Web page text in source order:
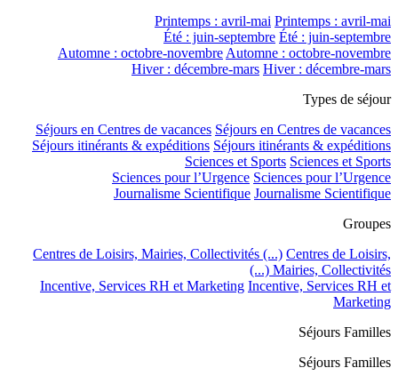
Printemps : avril-mai Printemps : avril-mai
Été : juin-septembre Été : juin-septembre
Automne : octobre-novembreAutomne : octobre-novembre
Hiver : décembre-mars Hiver : décembre-mars
Types de séjour
Séjours en Centres de vacances Séjours en Centres de vacances
Séjours itinérants & expéditions Séjours itinérants & expéditions
Sciences et Sports Sciences et Sports
Sciences pour l’Urgence Sciences pour l’Urgence
Journalisme Scientifique Journalisme Scientifique
Groupes
Centres de Loisirs, Mairies, Collectivités (...) Centres de Loisirs,
Mairies, Collectivités (...)
Incentive, Services RH et Marketing Incentive, Services RH et
Marketing
Séjours Familles
Séjours Familles